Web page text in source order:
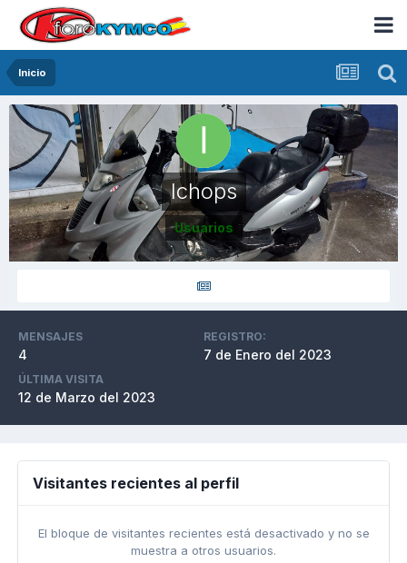
Inicio
Ichops
Usuarios
MENSAJES
4
REGISTRO:
7 de Enero del 2023
ÚLTIMA VISITA
12 de Marzo del 2023
Visitantes recientes al perfil
El bloque de visitantes recientes está desactivado y no se
muestra a otros usuarios.